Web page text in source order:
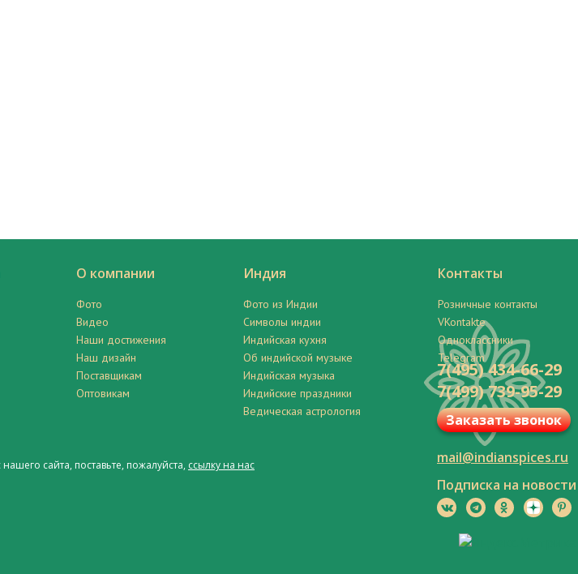
О компании
Фото
Видео
Наши достижения
Наш дизайн
Поставщикам
Оптовикам
Индия
Фото из Индии
Символы индии
Индийская кухня
Об индийской музыке
Индийская музыка
Индийские праздники
Ведическая астрология
Контакты
Розничные контакты
VKontakte
Одноклассники
Telegram
сайта, поставьте, пожалуйста, ссылку на нас
7(495) 434-66-29
7(499) 739-95-29
Заказать звонок
mail@indianspices.ru
Подписка на новости